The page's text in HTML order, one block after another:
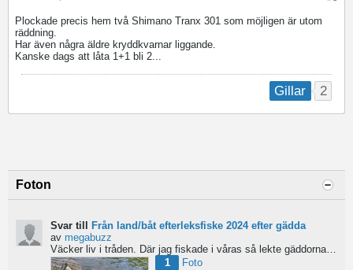
Plockade precis hem två Shimano Tranx 301 som möjligen är utom
räddning.
Har även några äldre kryddkvarnar liggande.
Kanske dags att låta 1+1 bli 2...
Gillar 2
Foton
Svar till
Från land/båt efterleksfiske 2024 efter gädda
av megabuzz
Väcker liv i tråden. Där jag fiskade i våras så lekte gäddorna från början av mars hela vägen in i juni...
1
Foto